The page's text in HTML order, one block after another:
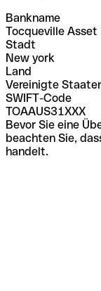
Bankname
Tocqueville Asset
Stadt
New york
Land
Vereinigte
SWIFT-Code
TOAAUS31XXX
Bevor Sie eine
beachten Sie,
handelt.